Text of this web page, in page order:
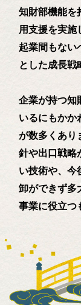
知財部機能を
用支援を実施
起業間もない
とした成長戦
企業が持つ知
いるにもかか
が数多くあり
針や出口戦略
い技術や、今
卸ができず多
事業に役立つ